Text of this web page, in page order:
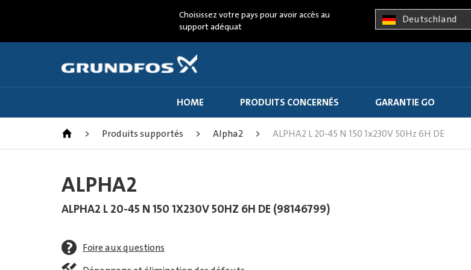
Choisissez votre pays pour avoir accès au
support adéquat
Deutschland
HOME PRODUITS CONCERNÉS GARANTIE GO
> Produits supportés > Alpha2 > ALPHA2 L 20-45 N 150 1x230V 50Hz 6H DE
ALPHA2
ALPHA2 L 20-45 N 150 1X230V 50HZ 6H DE (98146799)
Foire aux questions